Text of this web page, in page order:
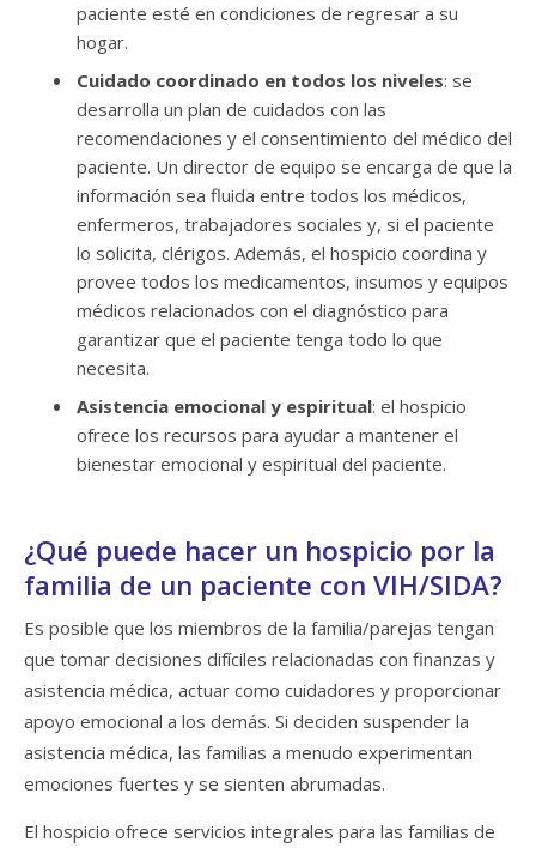
paciente esté en condiciones de regresar a su
hogar.
Cuidado coordinado en todos los niveles: se
desarrolla un plan de cuidados con las
recomendaciones y el consentimiento del médico del
paciente. Un director de equipo se encarga de que la
información sea fluida entre todos los médicos,
enfermeros, trabajadores sociales y, si el paciente
lo solicita, clérigos. Además, el hospicio coordina y
provee todos los medicamentos, insumos y equipos
médicos relacionados con el diagnóstico para
garantizar que el paciente tenga todo lo que
necesita.
Asistencia emocional y espiritual: el hospicio
ofrece los recursos para ayudar a mantener el
bienestar emocional y espiritual del paciente.
¿Qué puede hacer un hospicio por la
familia de un paciente con VIH/SIDA?
Es posible que los miembros de la familia/parejas tengan
que tomar decisiones difíciles relacionadas con finanzas y
asistencia médica, actuar como cuidadores y proporcionar
apoyo emocional a los demás. Si deciden suspender la
asistencia médica, las familias a menudo experimentan
emociones fuertes y se sienten abrumadas.
El hospicio ofrece servicios integrales para las familias de